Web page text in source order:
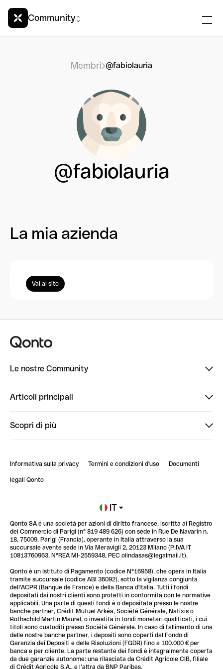
Community
Membri @fabiolauria
@fabiolauria
La mia azienda
Vai al sito
Le nostre Community
PowerUp
Articoli principali
StrongHer Mentorship | Notion: come organizzare...
Scopri di più
Blog
Glossario finanziario
Informativa sulla privacy Termini e condizioni d'uso Documenti
legali Qonto
IT
Qonto SA é una società per azioni di diritto francese, iscritta al Registro
del Commercio di Parigi (n° 819 489 626) con sede in Rue De Navarin n.
18, 75009, Parigi (Francia), operante in Italia attraverso la sua
succursale avente sede in Via Meravigli 2, 20123 Milano (P.IVA IT
10813760963, N°REA MI-2559348, PEC olindasas@legalmail.it).
Qonto è un Istituto di Pagamento (codice N°16958), che opera in Italia
tramite succursale (codice ABI 36092), sotto la vigilanza congiunta
dell'ACPR (Banque de France) e della Banca d'Italia. Tutti i fondi
depositati dai nostri clienti sono protetti in conformità con le normative
applicabili. Una parte di questi fondi è o depositata presso le nostre
banche partner, Crédit Mutuel Arkéa, Société Générale, Natixis o
Rothschild Martin Maurel, o investita in fondi monetari qualificati, i cui
titoli sono custoditi presso Société Générale. In caso di fallimento di una
delle nostre banche partner, i depositi sono coperti dal Fondo di
Garanzia dei Depositi e delle Risoluzioni (FGDR) fino a 100.000 € per
banca e per cliente. La parte restante dei fondi è integralmente coperta
da due garanzie autonome: una rilasciata da Crédit Agricole CIB, filiale
di Crédit Agricole S.A., e l’altra da BNP Paribas.